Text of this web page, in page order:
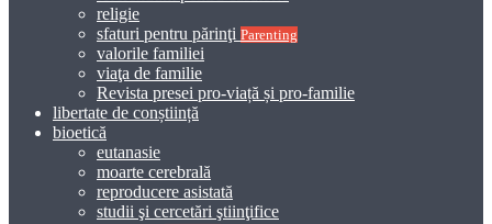
religie
sfaturi pentru părinţi Parenting
valorile familiei
viaţa de familie
Revista presei pro-viață și pro-familie
libertate de conștiință
bioetică
eutanasie
moarte cerebrală
reproducere asistată
studii şi cercetări ştiinţifice